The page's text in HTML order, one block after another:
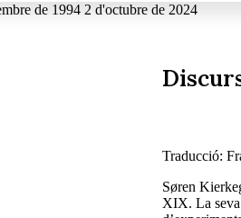
de 1994 2 d'octubre de 2024
Traducció:
Søren
XIX. La seva